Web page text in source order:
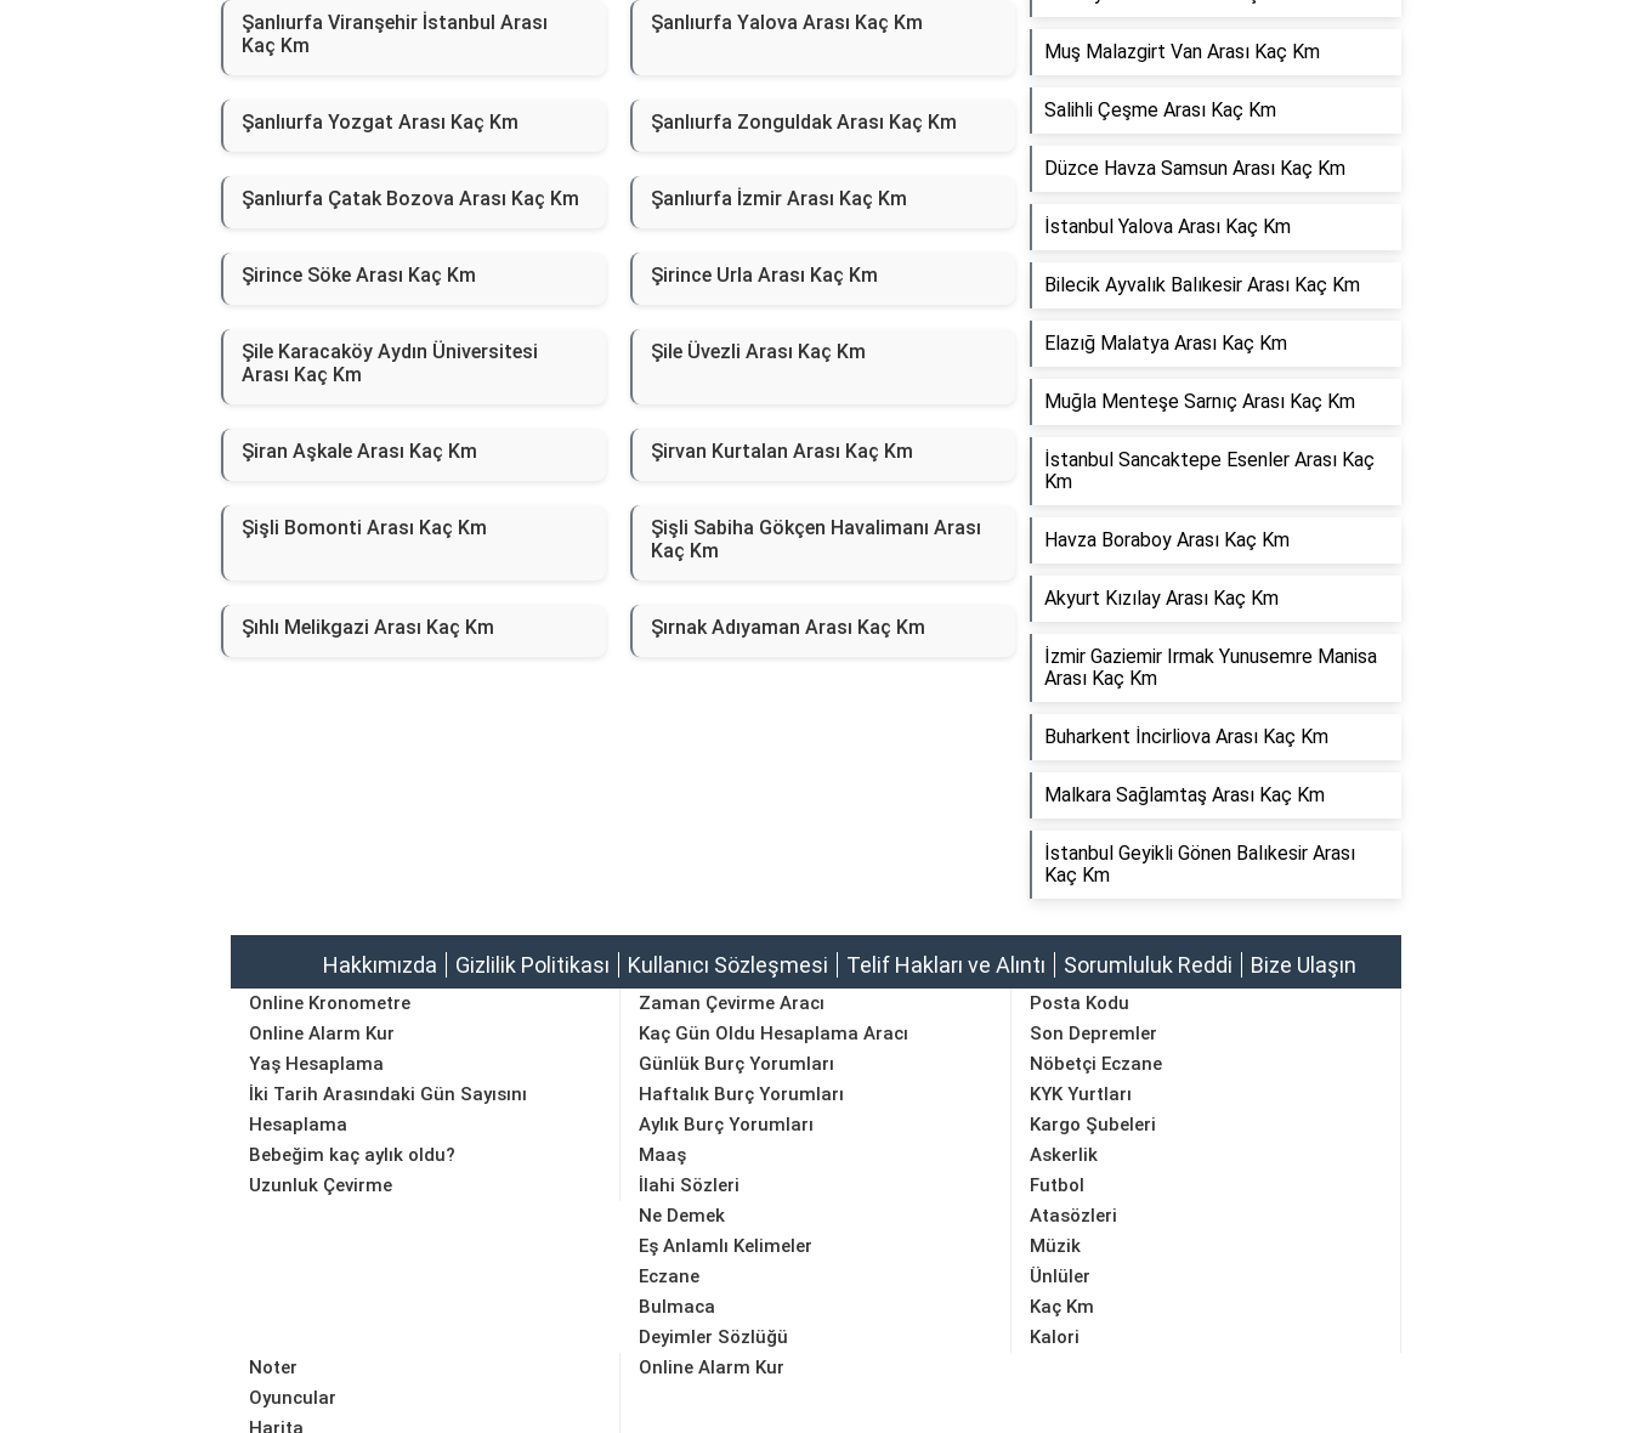
Şanlıurfa Viranşehir İstanbul Arası
Kaç Km
Şanlıurfa Yalova Arası Kaç Km
Şanlıurfa Yozgat Arası Kaç Km Şanlıurfa Zonguldak Arası Kaç Km
Şanlıurfa Çatak Bozova Arası Kaç Km Şanlıurfa İzmir Arası Kaç Km
Şirince Söke Arası Kaç Km Şirince Urla Arası Kaç Km
Şile Karacaköy Aydın Üniversitesi
Arası Kaç Km
Şile Üvezli Arası Kaç Km
Şiran Aşkale Arası Kaç Km Şirvan Kurtalan Arası Kaç Km
Şişli Bomonti Arası Kaç Km
Şişli Sabiha Gökçen Havalimanı Arası
Kaç Km
Şıhlı Melikgazi Arası Kaç Km Şırnak Adıyaman Arası Kaç Km
Muş Malazgirt Van Arası Kaç Km
Salihli Çeşme Arası Kaç Km
Düzce Havza Samsun Arası Kaç Km
İstanbul Yalova Arası Kaç Km
Bilecik Ayvalık Balıkesir Arası Kaç Km
Elazığ Malatya Arası Kaç Km
Muğla Menteşe Sarnıç Arası Kaç Km
İstanbul Sancaktepe Esenler Arası Kaç
Km
Havza Boraboy Arası Kaç Km
Akyurt Kızılay Arası Kaç Km
İzmir Gaziemir Irmak Yunusemre Manisa
Arası Kaç Km
Buharkent İncirliova Arası Kaç Km
Malkara Sağlamtaş Arası Kaç Km
İstanbul Geyikli Gönen Balıkesir Arası
Kaç Km
Hakkımızda Gizlilik Politikası Kullanıcı Sözleşmesi Telif Hakları ve Alıntı Sorumluluk Reddi Bize Ulaşın
Online Kronometre
Online Alarm Kur
Yaş Hesaplama
İki Tarih Arasındaki Gün Sayısını
Hesaplama
Bebeğim kaç aylık oldu?
Uzunluk Çevirme
Zaman Çevirme Aracı
Kaç Gün Oldu Hesaplama Aracı
Günlük Burç Yorumları
Haftalık Burç Yorumları
Aylık Burç Yorumları
Maaş
Posta Kodu
Son Depremler
Nöbetçi Eczane
KYK Yurtları
Kargo Şubeleri
Askerlik
İlahi Sözleri
Ne Demek
Eş Anlamlı Kelimeler
Eczane
Bulmaca
Deyimler Sözlüğü
Futbol
Atasözleri
Müzik
Ünlüler
Kaç Km
Kalori
Noter
Oyuncular
Harita
Online Alarm Kur